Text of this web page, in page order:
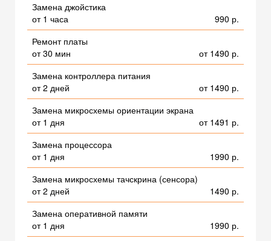
Замена джойстика
от 1 часа
990 р.
Ремонт платы
от 30 мин
от 1490 р.
Замена контроллера питания
от 2 дней
от 1490 р.
Замена микросхемы ориентации экрана
от 1 дня
от 1491 р.
Замена процессора
от 1 дня
1990 р.
Замена микросхемы тачскрина (сенсора)
от 2 дней
1490 р.
Замена оперативной памяти
от 1 дня
1990 р.